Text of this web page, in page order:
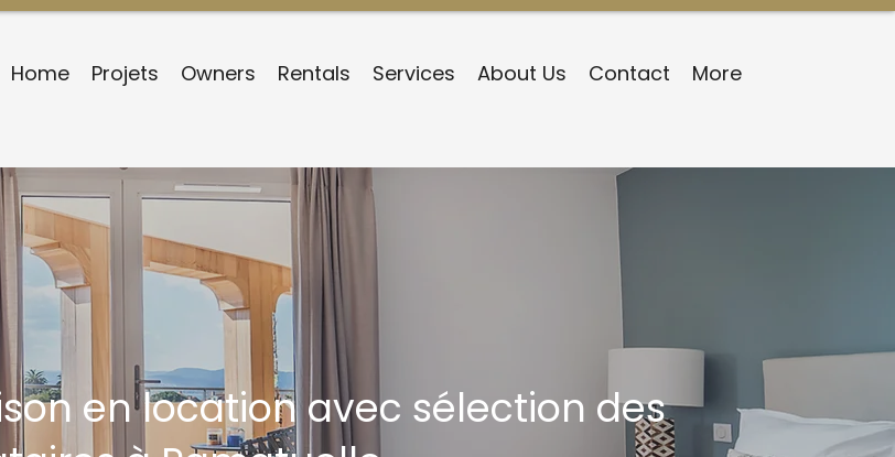
Home Projets Owners Rentals Services About Us Contact More
en location avec sélection des